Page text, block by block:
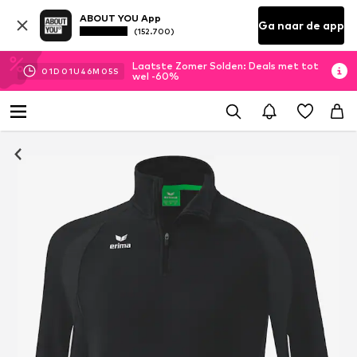
ABOUT YOU App
(152.700) Ga naar de app
01D 01U 46M 04S
Laatste Zomer Solden: Deals met tot
wel -60%